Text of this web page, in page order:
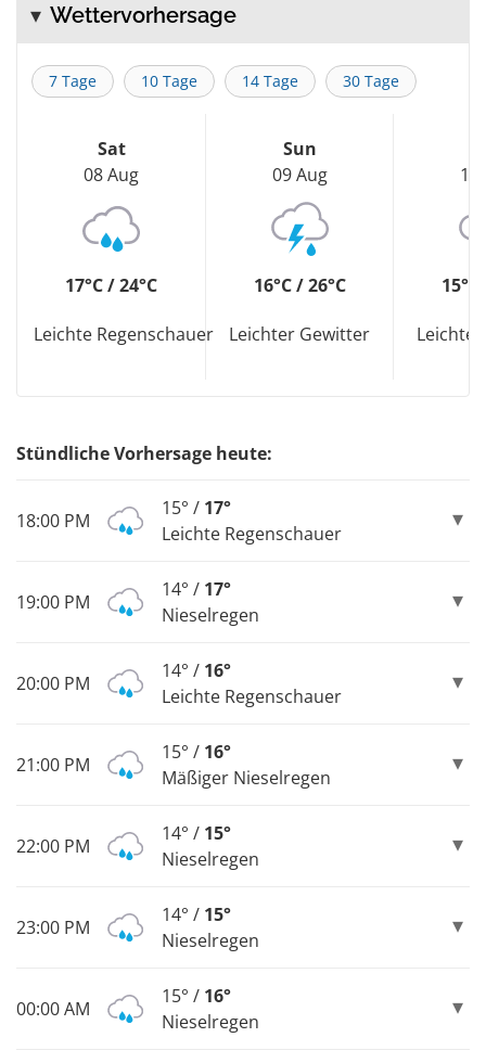
Wettervorhersage
7 Tage 10 Tage 14 Tage 30 Tage
Sat
08 Aug
17°C / 24°C
Leichte Regenschauer
Sun
09 Aug
16°C / 26°C
Leichter Gewitter
10
15°C
Stündliche Vorhersage heute:
18:00 PM
15° / 17°
Leichte Regenschauer
19:00 PM
14° / 17°
Nieselregen
20:00 PM
14° / 16°
Leichte Regenschauer
21:00 PM
15° / 16°
Mäßiger Nieselregen
22:00 PM
14° / 15°
Nieselregen
23:00 PM
14° / 15°
Nieselregen
00:00 AM
15° / 16°
Nieselregen